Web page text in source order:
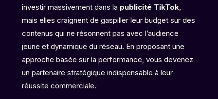
investir massivement dans la publicité TikTok,
mais elles craignent de gaspiller leur budget sur des
contenus qui ne résonnent pas avec l’audience
jeune et dynamique du réseau. En proposant une
approche basée sur la performance, vous devenez
un partenaire stratégique indispensable à leur
réussite commerciale.